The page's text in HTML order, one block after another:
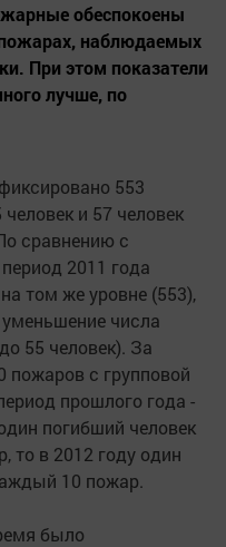
обеспокоены
наблюдаемых
При этом показатели
лучше, по
553
и 57 человек
сравнению с
2011 года
том же уровне (553),
числа
55 человек). За
пожаров с групповой
прошлого года -
погибший человек
то в 2012 году один
10 пожар.
было